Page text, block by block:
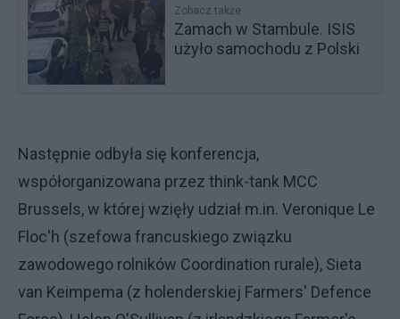
Zobacz także
Zamach w Stambule. ISIS
użyło samochodu z Polski
Następnie odbyła się konferencja,
współorganizowana przez think-tank MCC
Brussels, w której wzięły udział m.in. Veronique Le
Floc'h (szefowa francuskiego związku
zawodowego rolników Coordination rurale), Sieta
van Keimpema (z holenderskiej Farmers' Defence